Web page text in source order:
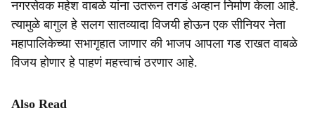
नगरसेवक महेश वाबळे यांना उतरून तगडं अव्हान निर्माण केला आहे.
त्यामुळे बागुल हे सलग सातव्यादा विजयी होऊन एक सीनियर नेता
महापालिकेच्या सभागृहात जाणार की भाजप आपला गड राखत वाबळे
विजय होणार हे पाहणं महत्त्वाचं ठरणार आहे.
Also Read